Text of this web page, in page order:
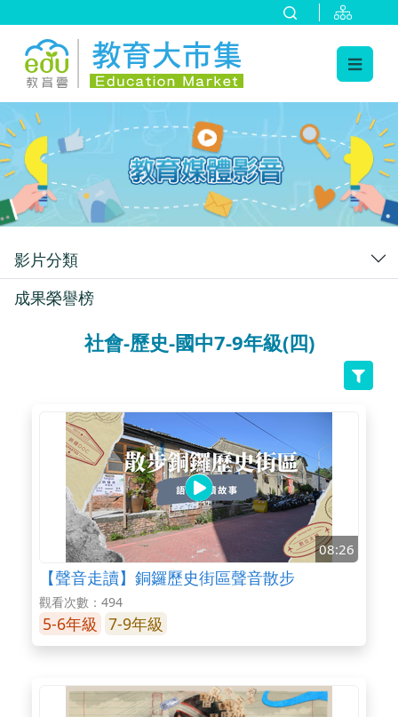
:::
影片分類
成果榮譽榜
社會-歷史-國中7-9年級(四)
08:26
【聲音走讀】銅鑼歷史街區聲音散步
觀看次數：494
5-6年級 7-9年級